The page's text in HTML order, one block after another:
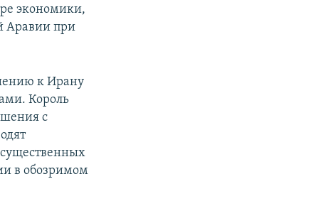
экономики,
Аравии при
к Ирану
Король
с
в обозримом